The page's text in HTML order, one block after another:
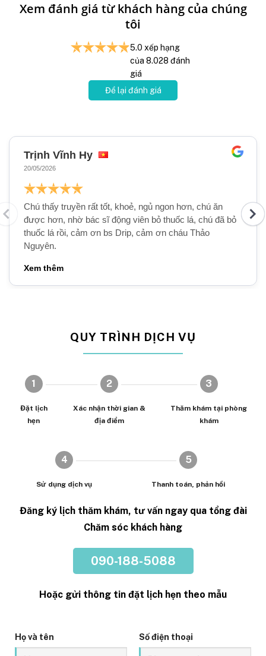
Xem đánh giá từ khách hàng của chúng
tôi
5.0 xếp hạng
của 8.028 đánh
giá
Để lại đánh giá
Trịnh Vĩnh Hy
20/05/2026
Chú thấy truyền rất tốt, khoẻ, ngủ ngon hơn, chú ăn
được hơn, nhờ bác sĩ động viên bỏ thuốc lá, chú đã bỏ
thuốc lá rồi, cảm ơn bs Drip, cảm ơn cháu Thảo
Nguyên.
QUY TRÌNH DỊCH VỤ
1
Đặt lịch
hẹn
2
Xác nhận thời gian &
địa điểm
3
Thăm khám tại phòng
khám
4
Sử dụng dịch vụ
5
Thanh toán, phản hồi
Đăng ký lịch thăm khám, tư vấn ngay qua tổng đài
Chăm sóc khách hàng
090-188-5088
Hoặc gửi thông tin đặt lịch hẹn theo mẫu
Họ và tên Số điện thoại